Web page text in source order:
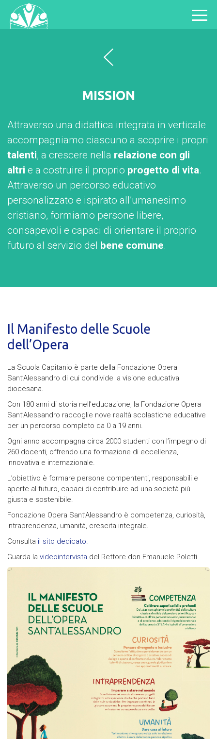
MISSION
Attraverso una didattica integrata in verticale
accompagniamo ciascuno a scoprire i propri
talenti, a crescere nella relazione con gli
altri e a costruire il proprio progetto di vita.
Attraverso un percorso educativo
personalizzato e ispirato all’umanesimo
cristiano, formiamo persone libere,
consapevoli e capaci di orientare il proprio
futuro al servizio del bene comune.
Il Manifesto delle Scuole
dell’Opera
La Scuola Capitanio è parte della Fondazione Opera
Sant’Alessandro di cui condivide la visione educativa
diocesana.
Con 180 anni di storia nell’educazione, la Fondazione Opera
Sant’Alessandro raccoglie nove realtà scolastiche educative
per un percorso completo da 0 a 19 anni.
Ogni anno accompagna circa 2000 studenti con l’impegno di
260 docenti, offrendo una formazione di eccellenza,
innovativa e internazionale.
L’obiettivo è formare persone compententi, responsabili e
aperte al futuro, capaci di contribuire ad una società più
giusta e sostenibile.
Fondazione Opera Sant’Alessandro è competenza, curiosità,
intraprendenza, umanità, crescita integrale.
Consulta il sito dedicato.
Guarda la videointervista del Rettore don Emanuele Poletti.